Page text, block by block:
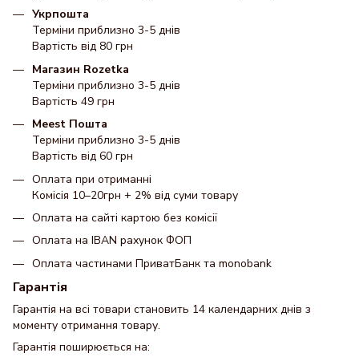
Укрпошта
Терміни приблизно 3-5 днів
Вартість від 80 грн
Магазин Rozetka
Терміни приблизно 3-5 днів
Вартість 49 грн
Meest Пошта
Терміни приблизно 3-5 днів
Вартість від 60 грн
Оплата при отриманні
Комісія 10–20грн + 2% від суми товару
Оплата на сайті картою без комісії
Оплата на IBAN рахунок ФОП
Оплата частинами ПриватБанк та monobank
Гарантія
Гарантія на всі товари становить 14 календарних днів з
моменту отримання товару.
Гарантія поширюється на: